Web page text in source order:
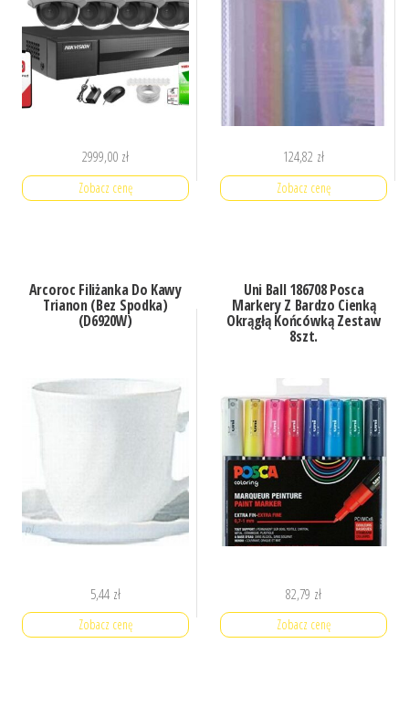
2999,00 zł
Zobacz cenę
124,82 zł
Zobacz cenę
Arcoroc Filiżanka Do Kawy
Trianon (Bez Spodka)
(D6920W)
5,44 zł
Zobacz cenę
Uni Ball 186708 Posca
Markery Z Bardzo Cienką
Okrągłą Końcówką Zestaw
8szt.
82,79 zł
Zobacz cenę